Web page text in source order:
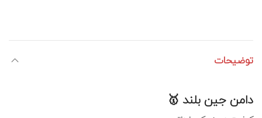
توضیحات
دامن جین بلند 🥇